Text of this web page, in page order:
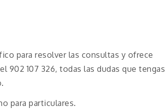
para resolver las consultas y ofrece
902 107 326, todas las dudas que tengas
para particulares.